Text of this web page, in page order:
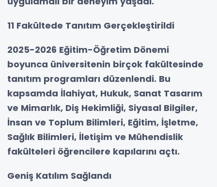
11 Fakültede Tanıtım Gerçekleştirildi
2025-2026 Eğitim-Öğretim Dönemi
boyunca üniversitenin birçok fakültesinde
tanıtım programları düzenlendi. Bu
kapsamda İlahiyat, Hukuk, Sanat Tasarım
ve Mimarlık, Diş Hekimliği, Siyasal Bilgiler,
İnsan ve Toplum Bilimleri, Eğitim, İşletme,
Sağlık Bilimleri, İletişim ve Mühendislik
fakülteleri öğrencilere kapılarını açtı.
Geniş Katılım Sağlandı